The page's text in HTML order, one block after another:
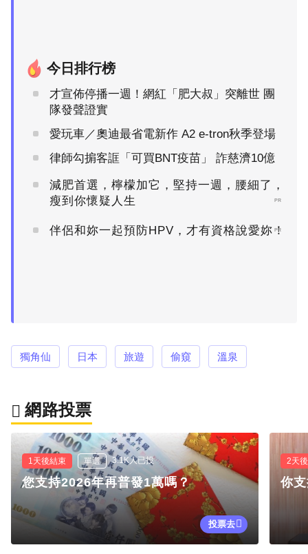
今日排行榜
才宣佈停播一週！網紅「肥大叔」突離世 團
隊發聲證實
愛玩車／奧迪最省電新作 A2 e-tron秋季登場
律師勾掮客誆「可買BNT疫苗」 詐慈濟10億
減肥首選，檸檬加它，堅持一週，腰細了，
瘦到你懷疑人生
PR
伴侶和妳一起預防HPV，才有資格說愛妳！
PR
獨角仙 日本 旅遊 偷窺 溫泉
網路投票
1天後結束 單選 3.1K人已投
您支持2026年再普發1萬嗎？
投票去
2天
你